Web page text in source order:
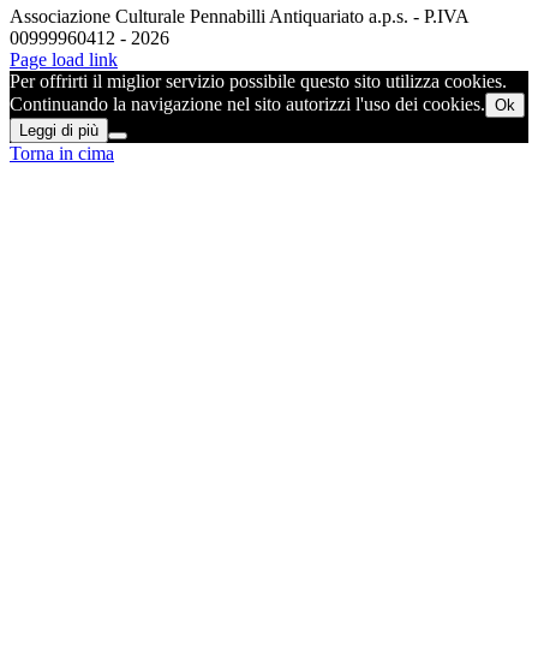
Associazione Culturale Pennabilli Antiquariato a.p.s. - P.IVA
00999960412 - 2026
Page load link
Per offrirti il miglior servizio possibile questo sito utilizza cookies.
Continuando la navigazione nel sito autorizzi l'uso dei cookies. Ok
Leggi di più
Torna in cima